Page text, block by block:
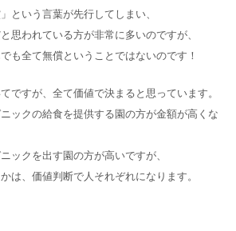
という言葉が先行してしまい、
思われている方が非常に多いのですが、
も全て無償ということではないのです！
ですが、全て価値で決まると思っています。
ックの給食を提供する園の方が金額が高くな
ックを出す園の方が高いですが、
は、価値判断で人それぞれになります。